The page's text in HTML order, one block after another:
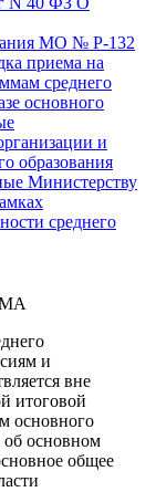
МО № Р-132
приема на
среднего
основного
и
образования
Министерству
среднего
и
вне
итоговой
основного
об основном
общее